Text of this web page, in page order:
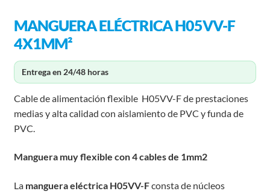
MANGUERA ELÉCTRICA H05VV-F
4X1MM²
Entrega en 24/48 horas
Cable de alimentación flexible H05VV-F de prestaciones
medias y alta calidad con aislamiento de PVC y funda de
PVC.
Manguera muy flexible con 4 cables de 1mm2
La manguera eléctrica H05VV-Fconsta de núcleos